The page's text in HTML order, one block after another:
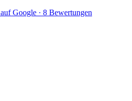
Google · 8 Bewertungen